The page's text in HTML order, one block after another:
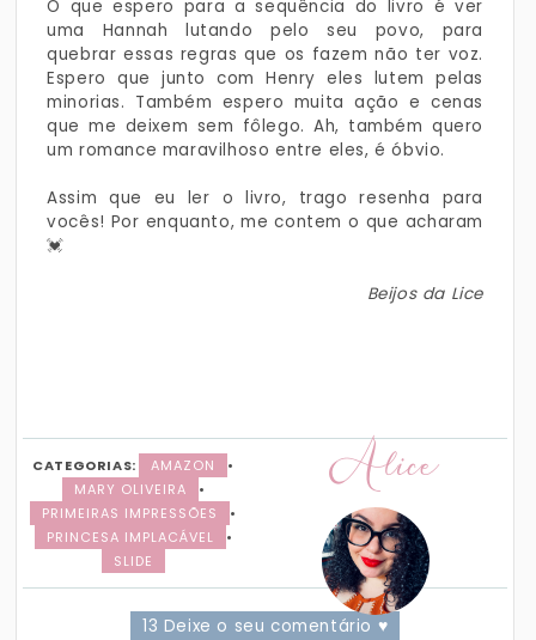
O que espero para a sequência do livro é ver
uma Hannah lutando pelo seu povo, para
quebrar essas regras que os fazem não ter voz.
Espero que junto com Henry eles lutem pelas
minorias. Também espero muita ação e cenas
que me deixem sem fôlego. Ah, também quero
um romance maravilhoso entre eles, é óbvio.
Assim que eu ler o livro, trago resenha para
vocês! Por enquanto, me contem o que acharam
💓
Beijos da Lice
Alice
CATEGORIAS: AMAZON
•
MARY OLIVEIRA
•
PRIMEIRAS IMPRESSÕES
•
PRINCESA IMPLACÁVEL
•
SLIDE
13 Deixe o seu comentário ♥